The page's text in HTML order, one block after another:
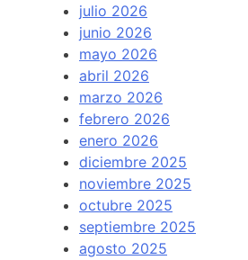
julio 2026
junio 2026
mayo 2026
abril 2026
marzo 2026
febrero 2026
enero 2026
diciembre 2025
noviembre 2025
octubre 2025
septiembre 2025
agosto 2025